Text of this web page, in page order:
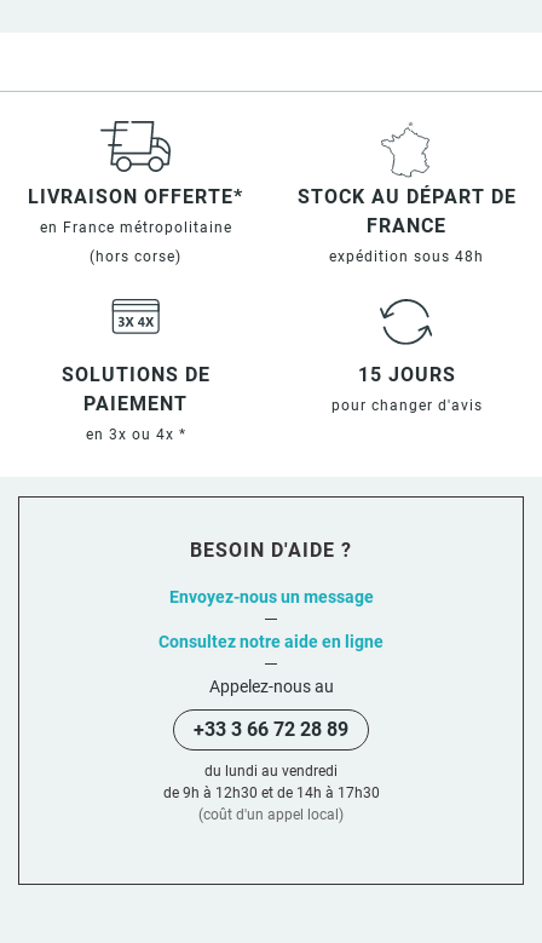
LIVRAISON OFFERTE*
en France métropolitaine
(hors corse)
STOCK AU DÉPART DE
FRANCE
expédition sous 48h
SOLUTIONS DE
PAIEMENT
en 3x ou 4x *
15 JOURS
pour changer d'avis
BESOIN D'AIDE ?
Envoyez-nous un message
Consultez notre aide en ligne
Appelez-nous au
+33 3 66 72 28 89
du lundi au vendredi
de 9h à 12h30 et de 14h à 17h30
(coût d'un appel local)